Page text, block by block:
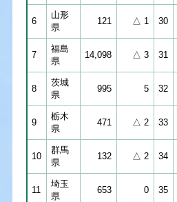
6
山形
県
121 △ 1 30
7
福島
県
14,098 △ 3 31
8
茨城
県
995 5 32
9
栃木
県
471 △ 2 33
10
群馬
県
132 △ 2 34
11
埼玉
県
653 0 35